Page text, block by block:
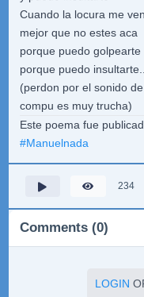
Cuando la locura me
mejor que no estes aca
porque puedo golpearte
porque puedo insultarte...
(perdon por el sonido
compu es muy trucha)
Este poema fue
#Manuelnada
234
Comments (0)
LOGIN